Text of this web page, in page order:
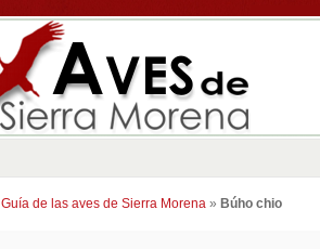
Guía de las aves de Sierra Morena » Búho chio